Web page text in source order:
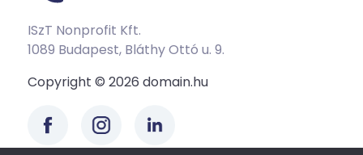
ISzT Nonprofit Kft.
1089 Budapest, Bláthy Ottó u. 9.
Copyright © 2026 domain.hu